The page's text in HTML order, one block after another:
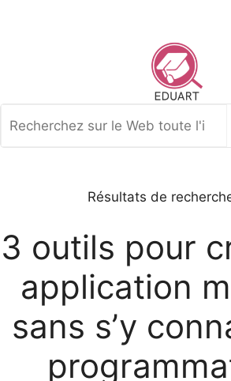
Résultats de
3 outils pour
application
sans s’y